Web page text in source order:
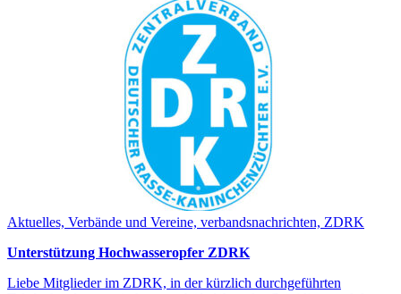
Aktuelles, Verbände und Vereine, verbandsnachrichten, ZDRK
Unterstützung Hochwasseropfer ZDRK
Liebe Mitglieder im ZDRK, in der kürzlich durchgeführten